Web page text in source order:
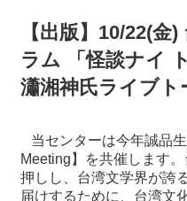
セ
ン
タ
つ
い
て
【出版】10/22(金
ラム 「怪談ナイ
瀟湘神氏ライブト
当センターは今年誠品
Meeting】を共催します
押しし、台湾文学界が誇
届けするために、台湾文